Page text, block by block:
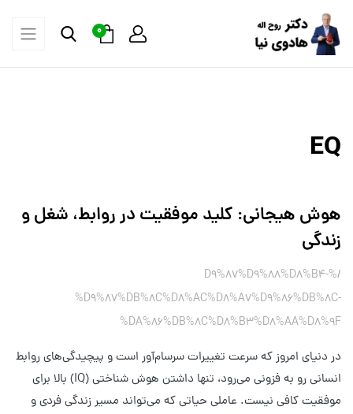
0
EQ
هوش هیجانی: کلید موفقیت در روابط، شغل و
زندگی
/%D9%87%D9%88%D8%B4-
%D9%87%DB%8C%D8%AC%D8%A7%D9%86%DB%8C-
%DA%86%DB%8C%D8%B3%D8%AA%D8%9F
در دنیای امروز که سرعت تغییرات سرسام‌آور است و پیچیدگی‌های روابط
انسانی رو به فزونی می‌رود، تنها داشتن هوش شناختی (IQ) بالا برای
موفقیت کافی نیست. عاملی حیاتی که می‌تواند مسیر زندگی فردی و